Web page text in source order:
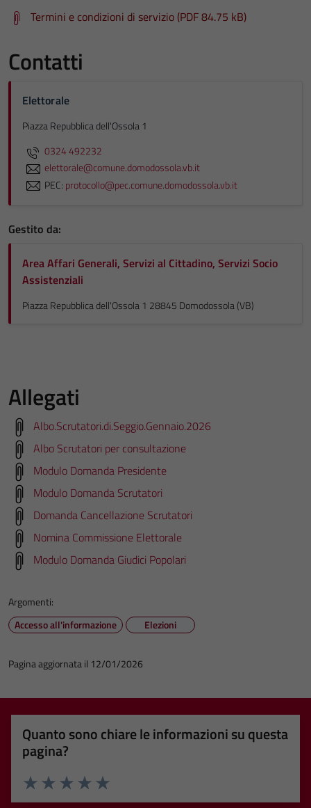
Termini e condizioni di servizio (PDF 84.75 kB)
Contatti
Elettorale
Piazza Repubblica dell'Ossola 1
0324 492232
elettorale@comune.domodossola.vb.it
PEC: protocollo@pec.comune.domodossola.vb.it
Gestito da:
Area Affari Generali, Servizi al Cittadino, Servizi Socio
Assistenziali
Piazza Repubblica dell'Ossola 1 28845 Domodossola (VB)
Allegati
Albo.Scrutatori.di.Seggio.Gennaio.2026
Albo Scrutatori per consultazione
Modulo Domanda Presidente
Modulo Domanda Scrutatori
Domanda Cancellazione Scrutatori
Nomina Commissione Elettorale
Modulo Domanda Giudici Popolari
Argomenti:
Accesso all'informazione
Elezioni
Pagina aggiornata il 12/01/2026
Quanto sono chiare le informazioni su questa
pagina?
Valuta 5 stelle su 5
Valuta 4 stelle su 5
Valuta 3 stelle su 5
Valuta 2 stelle su 5
Valuta 1 stelle su 5
per il
funzionamento
Questi cookie
informazioni